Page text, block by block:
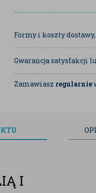
Formy i koszty
Gwarancja satysfakcji
Zamawiasz regularnie
I